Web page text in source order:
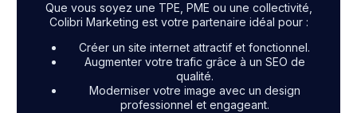
Que vous soyez une TPE, PME ou une collectivité,
Colibri Marketing est votre partenaire idéal pour :
Créer un site internet attractif et fonctionnel.
Augmenter votre trafic grâce à un SEO de
qualité.
Moderniser votre image avec un design
professionnel et engageant.